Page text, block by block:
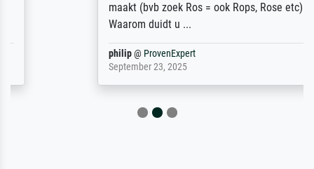
maakt (bvb zoek Ros = ook Rops, Rose etc).
Waarom duidt u ...
ProvenExpert
September 23, 2025